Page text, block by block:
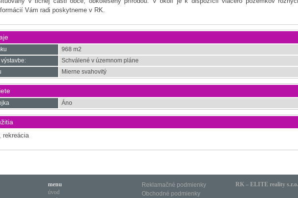
Vám radi poskytneme v RK.
968 m2
Schválené v územnom pláne
Mierne svahovitý
Áno
rekreácia
menu
úvod
Reklamačné podmienky
Obchodné podmienky
RK – ELITE reality s.r.o.